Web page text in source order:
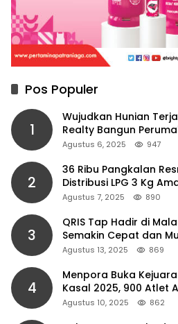
Pos Populer
1
Wujudkan Hunian
Realty Bangun
Agustus 6, 2025 947
2
36 Ribu Pangkalan
Distribusi LPG 3 Kg
Agustus 7, 2025 890
3
QRIS Tap Hadir di
Semakin Cepat dan
NFC
Agustus 13, 2025 869
4
Menpora Buka
Kasal 2025, 900 Atlet
Agustus 10, 2025 862